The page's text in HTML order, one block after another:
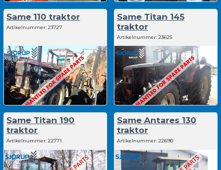
Same 110 traktor
Artikelnummer: 23727
Same Titan 145
traktor
Artikelnummer: 23625
Same Titan 190
traktor
Artikelnummer: 22771
Same Antares 130
traktor
Artikelnummer: 22690